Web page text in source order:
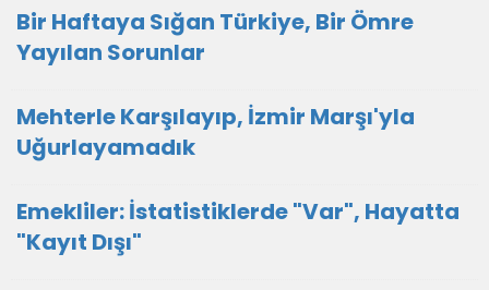
Bir Haftaya Sığan Türkiye, Bir Ömre
Yayılan Sorunlar
Mehterle Karşılayıp, İzmir Marşı'yla
Uğurlayamadık
Emekliler: İstatistiklerde "Var", Hayatta
"Kayıt Dışı"